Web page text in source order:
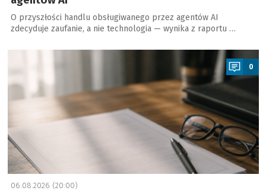
O przyszłości handlu obsługiwanego przez agentów AI
zdecyduje zaufanie, a nie technologia — wynika z raportu …
a
0
06.08.2026 (20:00)